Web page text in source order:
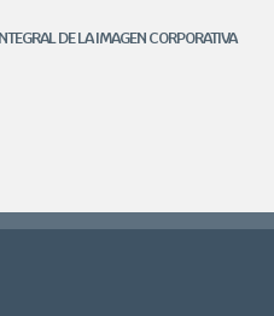
DE LA IMAGEN CORPORATIVA